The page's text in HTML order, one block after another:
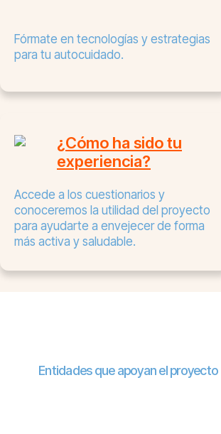
Fórmate en tecnologías y estrategias
para tu autocuidado.
¿Cómo ha sido tu
experiencia?
Accede a los cuestionarios y
conoceremos la utilidad del proyecto
para ayudarte a envejecer de forma
más activa y saludable.
Entidades que apoyan el proyecto